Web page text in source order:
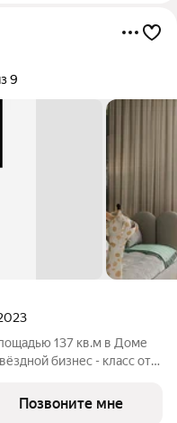
9
137 кв.м в Доме
бизнес - класс от
теплый
Позвоните мне